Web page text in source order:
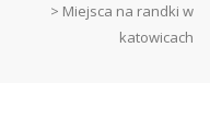
> Miejsca na randki w
katowicach